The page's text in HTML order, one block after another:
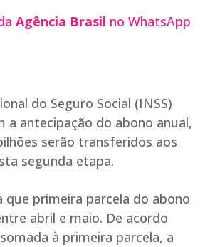
Agência Brasil no WhatsApp
do Seguro Social (INSS)
a antecipação do abono anual,
serão transferidos aos
segunda etapa.
que primeira parcela do abono
abril e maio. De acordo
à primeira parcela, a